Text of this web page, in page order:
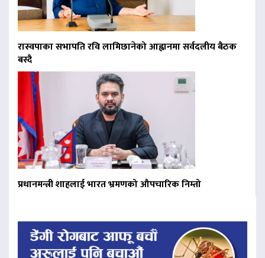
रास्वपाका सभापति रवि लामिछानेको आह्वानमा सर्वदलीय बैठक
बस्दै
प्रधानमन्त्री शाहलाई भारत भ्रमणको औपचारिक निम्तो